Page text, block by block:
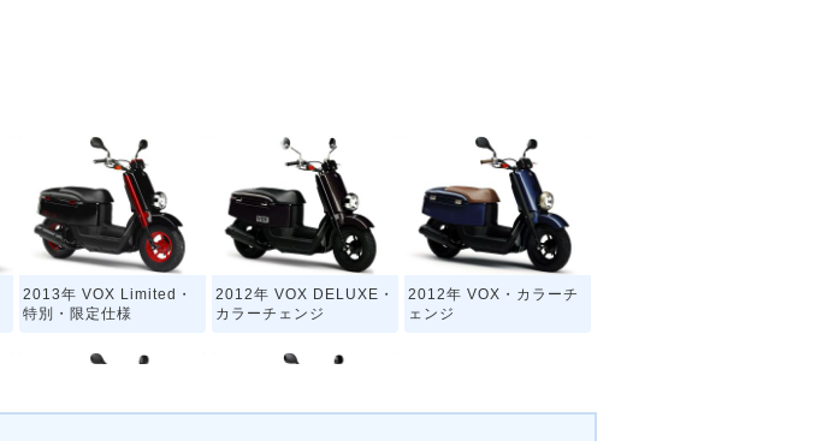
2013年 VOX Limited・
特別・限定仕様
2012年 VOX DELUXE・
カラーチェンジ
2012年 VOX・カラーチ
ェンジ